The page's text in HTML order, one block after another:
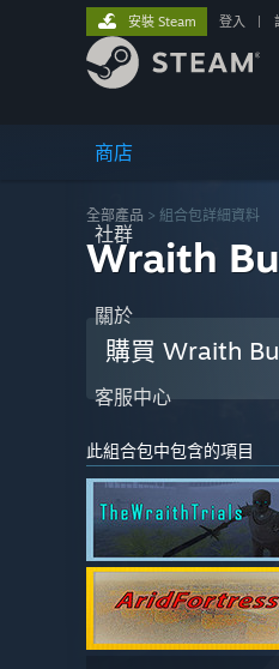
商店
社群
關於
客服中心
安裝 Steam 登入
全部產品 > 組合包詳細資料
Wraith
購買 Wraith
此組合包中包含的項目